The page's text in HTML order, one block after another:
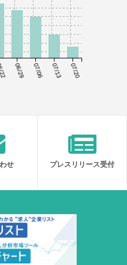
06/29 07/06 07/13 07/20
せ プレスリリース受付